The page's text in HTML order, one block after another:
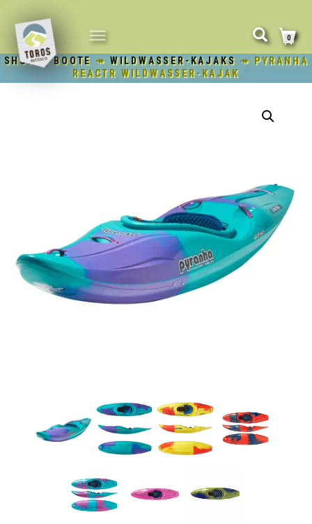
NAVIGATION
UMSCHALTEN
0
SHOP↠BOOTE ↠ WILDWASSER-KAJAKS ↠ PYRANHA
REACTR WILDWASSER-KAJAK